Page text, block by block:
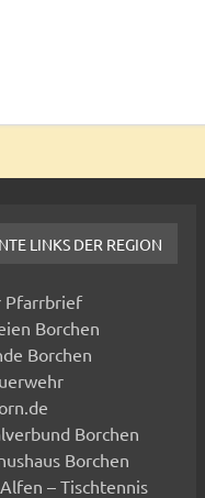
LINKS DER REGION
Pfarrbrief
Borchen
Borchen
Borchen
Borchen
– Tischtennis